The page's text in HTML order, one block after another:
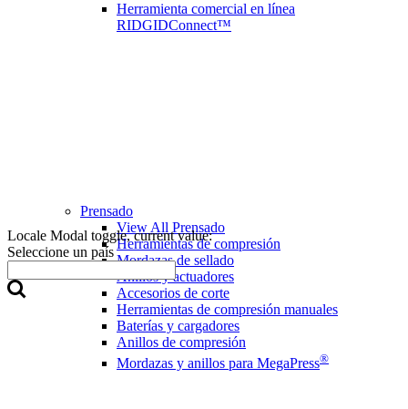
Locale Modal toggle, current value:
Seleccione un país
Herramienta comercial en línea
RIDGIDConnect™
Prensado
View All Prensado
Herramientas de compresión
Mordazas de sellado
Anillos y actuadores
Accesorios de corte
Herramientas de compresión manuales
Baterías y cargadores
Anillos de compresión
Mordazas y anillos para MegaPress®